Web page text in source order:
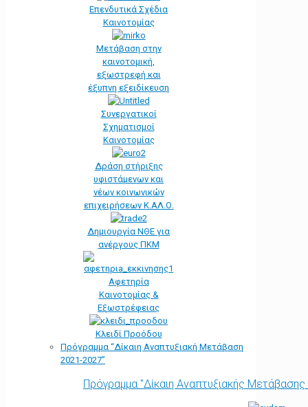
Επενδυτικά Σχέδια
Καινοτομίας
Μετάβαση στην
καινοτομική,
εξωστρεφή και
έξυπνη εξειδίκευση
Συνεργατικοί
Σχηματισμοί
Καινοτομίας
Δράση στήριξης
υφιστάμενων και
νέων κοινωνικών
επιχειρήσεων Κ.ΑΛ.Ο.
Δημιουργία ΝΘΕ για
ανέργους ΠΚΜ
Αφετηρία
Kαινοτομίας &
Εξωστρέφειας
Κλειδί Προόδου
Πρόγραμμα “Δίκαιη Αναπτυξιακή Μετάβαση
2021-2027”
Πρόγραμμα "Δίκαιη Αναπτυξιακής